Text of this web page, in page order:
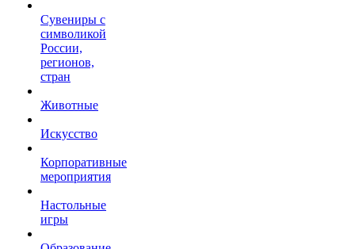
Сувениры с
символикой
России,
регионов,
стран
Животные
Искусство
Корпоративные
мероприятия
Настольные
игры